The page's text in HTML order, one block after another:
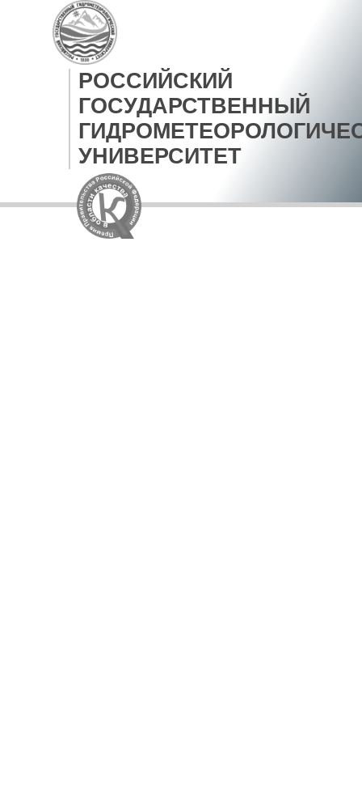
РОССИЙСКИЙ
ГОСУДАРСТВЕННЫЙ
УНИВЕРСИТЕТ